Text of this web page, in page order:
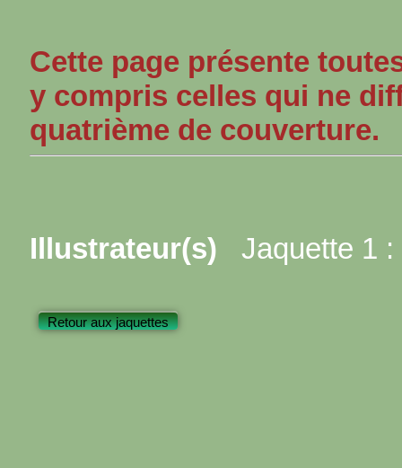
Cette page présente
y compris celles qui ne
quatrième de couverture.
Illustrateur(s) Jaquette 1 :
Retour aux jaquettes